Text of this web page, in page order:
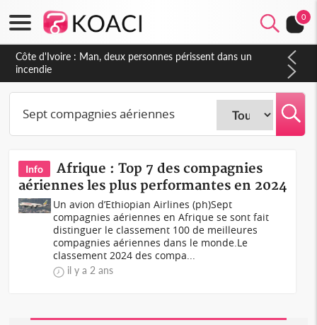
0
Côte d'Ivoire : Man, deux personnes périssent dans un
incendie
Info
Afrique : Top 7 des compagnies
aériennes les plus performantes en 2024
Un avion d’Ethiopian Airlines (ph)Sept
compagnies aériennes en Afrique se sont fait
distinguer le classement 100 de meilleures
compagnies aériennes dans le monde.Le
classement 2024 des compa...
il y a 2 ans